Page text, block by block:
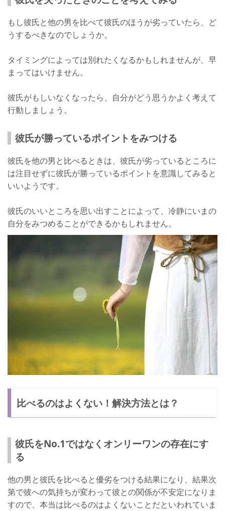
もし彼氏と他の男を比べて彼氏のほうが劣っていたら、ど
うするべきなのでしょうか。
タイミングによっては別れたくなるかもしれませんが、早
まってはいけません。
彼氏がもしいなくなったら、自分がどう思うかよく考えて
行動しましょう。
彼氏が勝っているポイントをみつける
彼氏を他の男と比べるときは、彼氏が劣っているところに
は注目せずに彼氏が勝っているポイントを意識してみると
いいようです。
彼氏のいいところを思い出すことによって、冷静にいまの
自分をみつめることができるかもしれません。
比べるのはよくない！解決方法とは？
彼氏をNo.1ではなくオンリーワンの存在にす
る
他の男と彼氏を比べると優劣をつける結果になり、結果次
第で彼への気持ちが変わって彼との関係が不安定になりま
すので、本当は比べるのはよくないことだといわれていま